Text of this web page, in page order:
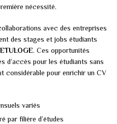
nécessité.
avec des entreprises
des stages et jobs étudiants
ETULOGE. Ces opportunités
d’accès pour les étudiants sans
considérable pour enrichir un CV
variés
par filière d’études